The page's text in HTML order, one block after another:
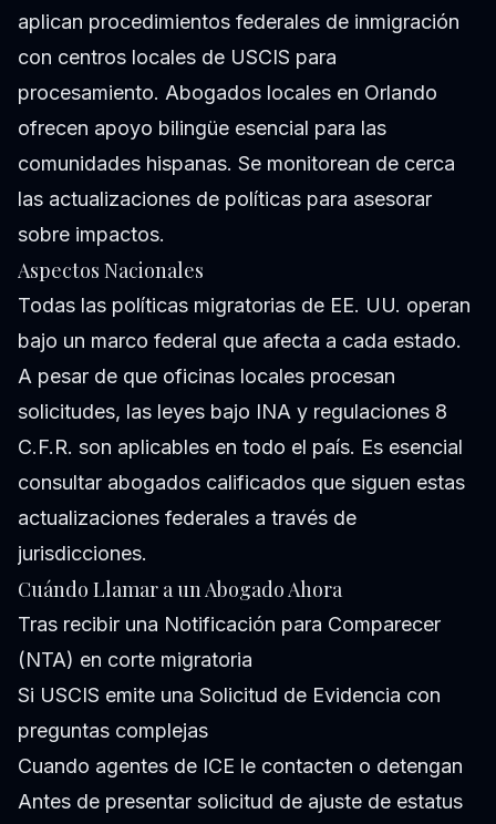
aplican procedimientos federales de inmigración
con centros locales de USCIS para
procesamiento. Abogados locales en Orlando
ofrecen apoyo bilingüe esencial para las
comunidades hispanas. Se monitorean de cerca
las actualizaciones de políticas para asesorar
sobre impactos.
Aspectos Nacionales
Todas las políticas migratorias de EE. UU. operan
bajo un marco federal que afecta a cada estado.
A pesar de que oficinas locales procesan
solicitudes, las leyes bajo INA y regulaciones 8
C.F.R. son aplicables en todo el país. Es esencial
consultar abogados calificados que siguen estas
actualizaciones federales a través de
jurisdicciones.
Cuándo Llamar a un Abogado Ahora
Tras recibir una Notificación para Comparecer
(NTA) en corte migratoria
Si USCIS emite una Solicitud de Evidencia con
preguntas complejas
Cuando agentes de ICE le contacten o detengan
Antes de presentar solicitud de ajuste de estatus